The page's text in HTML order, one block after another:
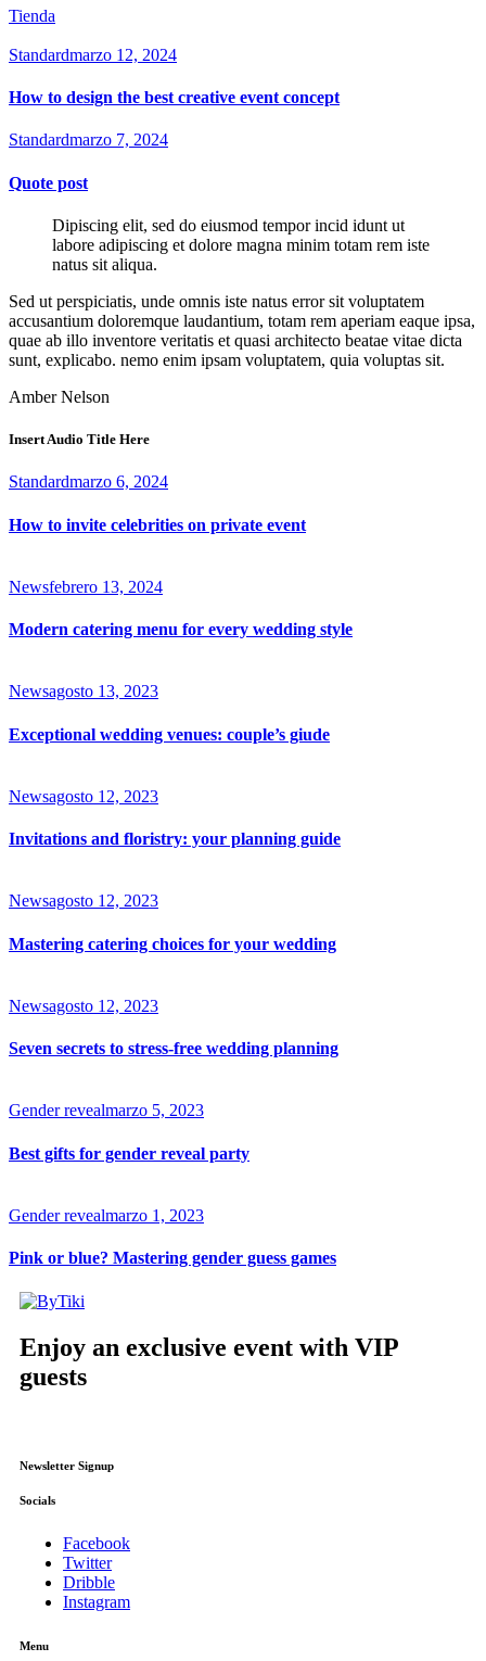
Tienda
Standardmarzo 12, 2024
How to design the best creative event concept
Standardmarzo 7, 2024
Quote post
Dipiscing elit, sed do eiusmod tempor incid idunt ut
labore adipiscing et dolore magna minim totam rem iste
natus sit aliqua.
Sed ut perspiciatis, unde omnis iste natus error sit voluptatem
accusantium doloremque laudantium, totam rem aperiam eaque ipsa,
quae ab illo inventore veritatis et quasi architecto beatae vitae dicta
sunt, explicabo. nemo enim ipsam voluptatem, quia voluptas sit.
Amber Nelson
Insert Audio Title Here
Standardmarzo 6, 2024
How to invite celebrities on private event
Newsfebrero 13, 2024
Modern catering menu for every wedding style
Newsagosto 13, 2023
Exceptional wedding venues: couple’s giude
Newsagosto 12, 2023
Invitations and floristry: your planning guide
Newsagosto 12, 2023
Mastering catering choices for your wedding
Newsagosto 12, 2023
Seven secrets to stress-free wedding planning
Gender revealmarzo 5, 2023
Best gifts for gender reveal party
Gender revealmarzo 1, 2023
Pink or blue? Mastering gender guess games
Enjoy an exclusive event with VIP
guests
Newsletter Signup
Socials
Facebook
Twitter
Dribble
Instagram
Menu